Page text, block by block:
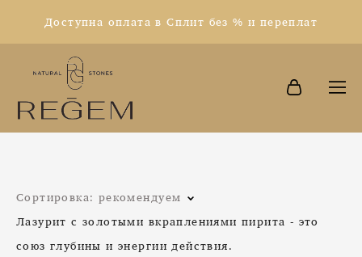
Доступна оплата в Сплит без % и переплат
Сортировка: рекомендуем
Лазурит с золотыми вкраплениями пирита - это
союз глубины и энергии действия.